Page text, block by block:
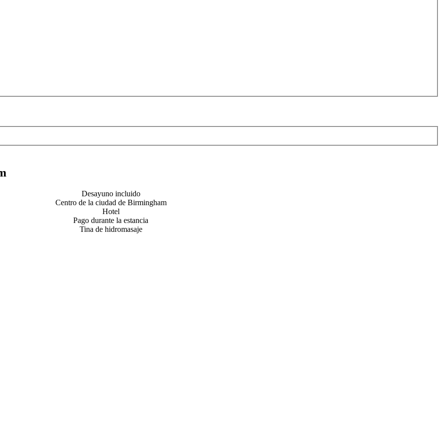
Desayuno incluido
Centro de la ciudad de Birmingham
Hotel
Pago durante la estancia
Tina de hidromasaje